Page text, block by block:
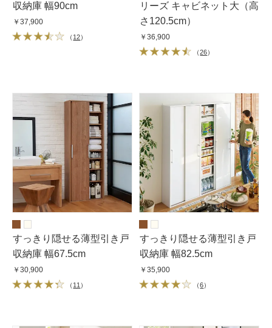
収納庫 幅90cm
￥37,900
（ 12）
リーズ キャビネット大（高
さ120.5cm）
￥36,900
（26）
すっきり隠せる薄型引き戸
収納庫 幅67.5cm
￥30,900
（ 11 ）
すっきり隠せる薄型引き戸
収納庫 幅82.5cm
￥35,900
（6）